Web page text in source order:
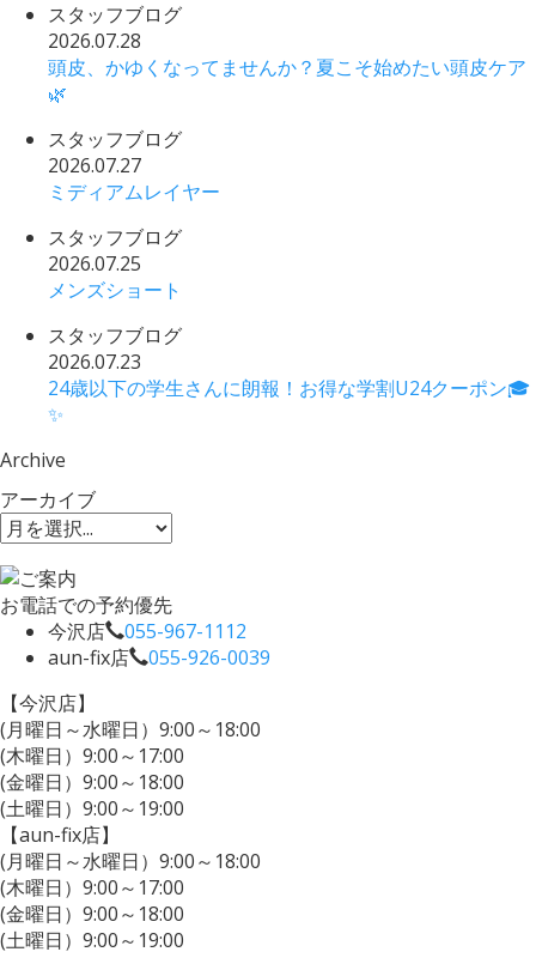
スタッフブログ
2026.07.28
頭皮、かゆくなってませんか？夏こそ始めたい頭皮ケア
🌿
スタッフブログ
2026.07.27
ミディアムレイヤー
スタッフブログ
2026.07.25
メンズショート
スタッフブログ
2026.07.23
24歳以下の学生さんに朗報！お得な学割U24クーポン🎓
✨
Archive
アーカイブ
お電話での予約優先
今沢店
055-967-1112
aun-fix店
055-926-0039
【今沢店】
(月曜日～水曜日）9:00～18:00
(木曜日）9:00～17:00
(金曜日）9:00～18:00
(土曜日）9:00～19:00
【aun-fix店】
(月曜日～水曜日）9:00～18:00
(木曜日）9:00～17:00
(金曜日）9:00～18:00
(土曜日）9:00～19:00